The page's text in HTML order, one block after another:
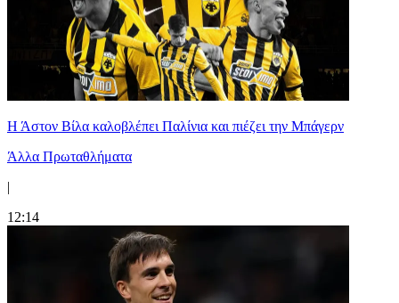
Η Άστον Βίλα καλοβλέπει Παλίνια και πιέζει την Μπάγερν
Άλλα Πρωταθλήματα
|
12:14